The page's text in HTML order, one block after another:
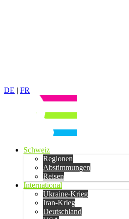
DE | FR
Schweiz
Regionen
Abstimmungen
Reisen
International
Ukraine-Krieg
Iran-Krieg
Deutschland